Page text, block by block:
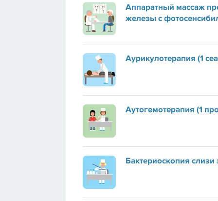
Аппаратный массаж
железы с
Аурикулотерапия (1
Аутогемотерапия (1
Бактериоскопия слизи